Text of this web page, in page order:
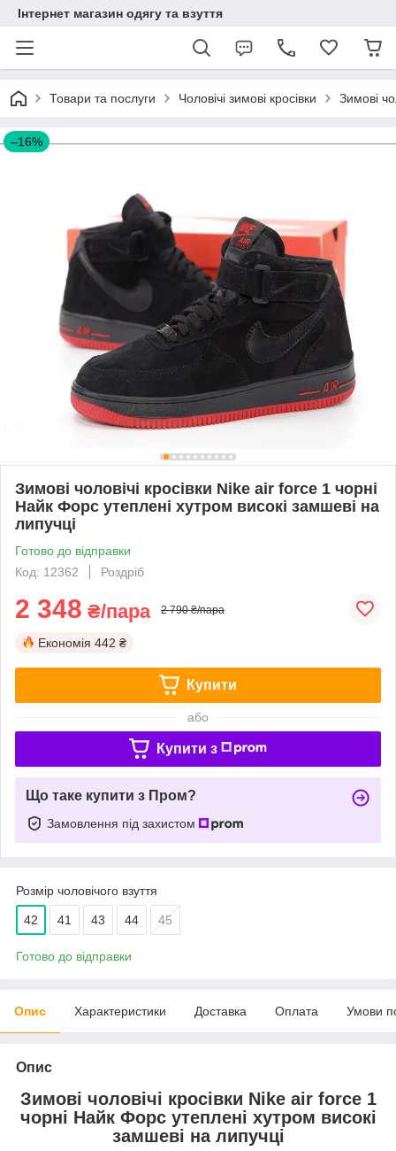
Інтернет магазин одягу та взуття
Товари та послуги Чоловічі зимові кросівки Зимові
–16%
Зимові чоловічі кросівки Nike air force 1 чорні
Найк Форс утеплені хутром високі замшеві на
липучці
Готово до відправки
Код: 12362
Роздріб
2 348 ₴/пара 2 790 ₴/пара
Економія 442 ₴
Купити
або
Купити з
Що таке купити з Пром?
Замовлення під захистом
Розмір чоловічого взуття
42 41 43 44 45
Готово до відправки
Опис Характеристики Доставка Оплата Умови
Опис
Зимові чоловічі кросівки Nike air force 1
чорні Найк Форс утеплені хутром високі
замшеві на липучці